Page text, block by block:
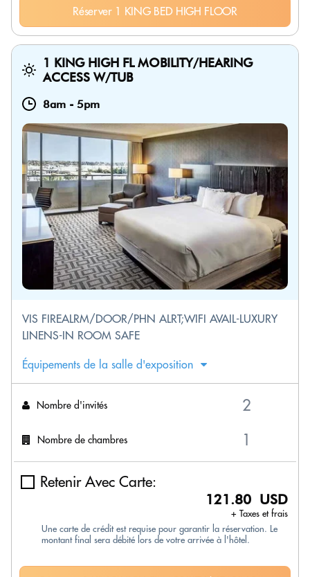
Réserver 1 KING BED HIGH FLOOR
1 KING HIGH FL MOBILITY/HEARING
ACCESS W/TUB
8am - 5pm
VIS FIREALRM/DOOR/PHN ALRT;WIFI AVAIL-LUXURY
LINENS-IN ROOM SAFE
Équipements de la salle d'exposition
Nombre d'invités
Nombre de chambres
Retenir Avec Carte:
121.80 USD
+ Taxes et frais
Une carte de crédit est requise pour garantir la réservation. Le
montant final sera débité lors de votre arrivée à l'hôtel.